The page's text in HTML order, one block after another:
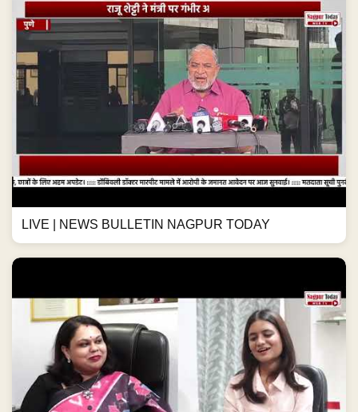
LIVE | NEWS BULLETIN NAGPUR TODAY